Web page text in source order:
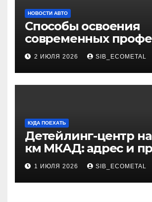
НОВОСТИ АВТО
Способы освоения
современных
через онлайн-курсы
2 ИЮЛЯ 2026 SIB_ECOMETAL
КУДА ПОЕХАТЬ
Детейлинг-центр
км МКАД: адрес и
1 ИЮЛЯ 2026 SIB_ECOMETAL